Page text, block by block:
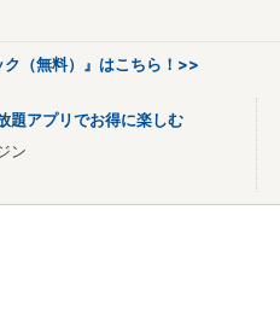
ク（無料）』はこちら！>>
題アプリでお得に楽しむ
ン